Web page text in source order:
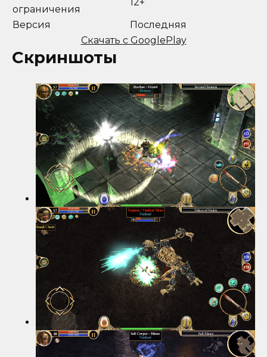
ограничения
Версия
Последняя
Скачать с GooglePlay
Скриншоты